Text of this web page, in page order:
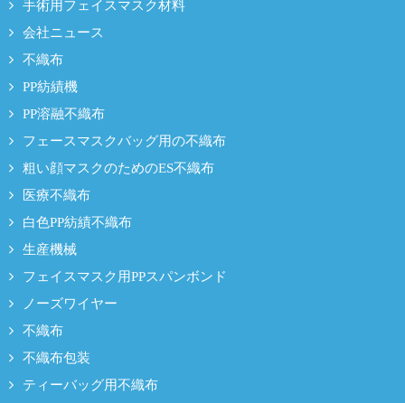
手術用フェイスマスク材料
会社ニュース
不織布
PP紡績機
PP溶融不織布
フェースマスクバッグ用の不織布
粗い顔マスクのためのES不織布
医療不織布
白色PP紡績不織布
生産機械
フェイスマスク用PPスパンボンド
ノーズワイヤー
不織布
不織布包装
ティーバッグ用不織布